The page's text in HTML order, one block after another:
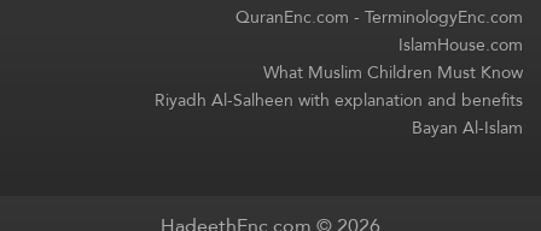
QuranEnc.com-TerminologyEnc.com
IslamHouse.com
What Muslim Children Must Know
Riyadh Al-Salheen with explanation and benefits
Bayan Al-Islam